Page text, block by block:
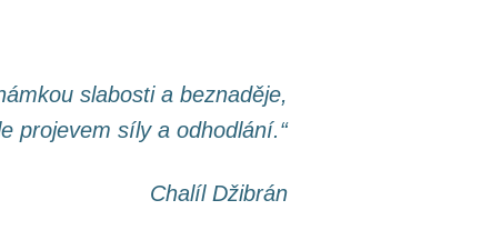
slabosti a beznaděje,
projevem síly a odhodlání.“
Chalíl Džibrán